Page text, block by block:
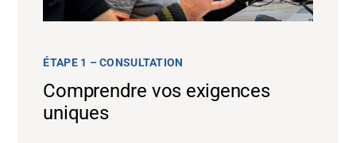
ÉTAPE 1 – CONSULTATION
Comprendre vos exigences
uniques